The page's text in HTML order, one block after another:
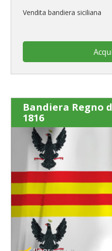
Vendita bandiera siciliana
Bandiera Regno
1816